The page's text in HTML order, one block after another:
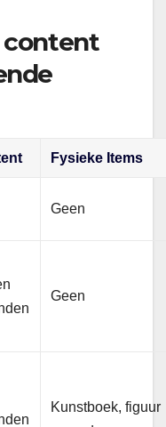
content
Fysieke Items
Geen
Geen
Kunstboek, figuur